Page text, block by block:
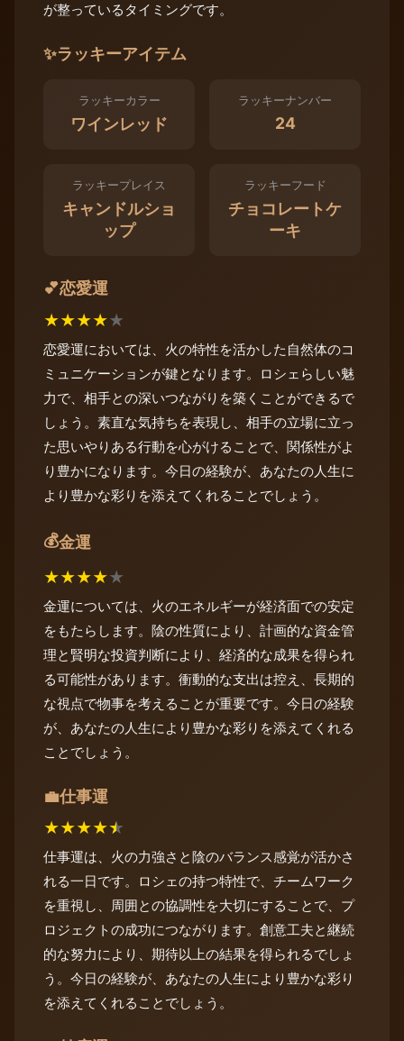
が整っているタイミングです。
✨ラッキーアイテム
ラッキーカラー
ワインレッド
ラッキーナンバー
24
ラッキープレイス
キャンドルショ
ップ
ラッキーフード
チョコレートケ
ーキ
💕恋愛運
★★★★★
恋愛運においては、火の特性を活かした自然体のコ
ミュニケーションが鍵となります。ロシェらしい魅
力で、相手との深いつながりを築くことができるで
しょう。素直な気持ちを表現し、相手の立場に立っ
た思いやりある行動を心がけることで、関係性がよ
り豊かになります。今日の経験が、あなたの人生に
より豊かな彩りを添えてくれることでしょう。
💰金運
★★★★★
金運については、火のエネルギーが経済面での安定
をもたらします。陰の性質により、計画的な資金管
理と賢明な投資判断により、経済的な成果を得られ
る可能性があります。衝動的な支出は控え、長期的
な視点で物事を考えることが重要です。今日の経験
が、あなたの人生により豊かな彩りを添えてくれる
ことでしょう。
💼仕事運
★★★★★
仕事運は、火の力強さと陰のバランス感覚が活かさ
れる一日です。ロシェの持つ特性で、チームワーク
を重視し、周囲との協調性を大切にすることで、プ
ロジェクトの成功につながります。創意工夫と継続
的な努力により、期待以上の結果を得られるでしょ
う。今日の経験が、あなたの人生により豊かな彩り
を添えてくれることでしょう。